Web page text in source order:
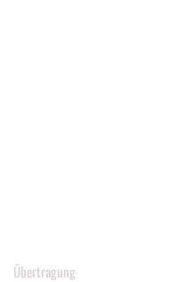
Übertragung